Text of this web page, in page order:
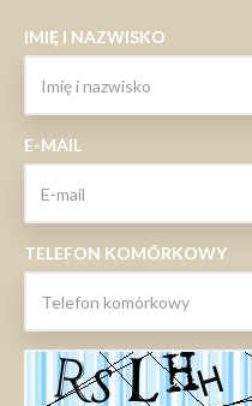
IMIĘ I NAZWISKO
E-MAIL
TELEFON KOMÓRKOWY